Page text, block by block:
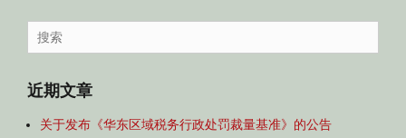
导
航
Search
for:
近期文章
关于发布《华东区域税务行政处罚裁量基准》的公告